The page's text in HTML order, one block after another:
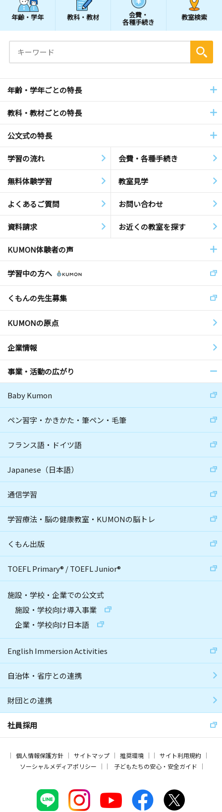
年齢・学年 教科・教材 会費・
各種手続き
教室検索
年齢・学年ごとの特長
教科・教材ごとの特長
公文式の特長
学習の流れ 会費・各種手続き
無料体験学習 教室見学
よくあるご質問 お問い合わせ
資料請求 お近くの教室を探す
KUMON体験者の声
学習中の方へ
くもんの先生募集
KUMONの原点
企業情報
事業・活動の広がり
Baby Kumon
ペン習字・かきかた・筆ペン・毛筆
フランス語・ドイツ語
Japanese（日本語）
通信学習
学習療法・脳の健康教室・KUMONの脳トレ
くもん出版
TOEFL Primary® /TOEFL Junior®
施設・学校・企業での公文式
施設・学校向け導入事業
企業・学校向け日本語
English Immersion Activities
自治体・省庁との連携
財団との連携
社員採用
個人情報保護方針 サイトマップ 推奨環境
サイト利用規約
ソーシャルメディアポリシー
子どもたちの安心・安全ガイド